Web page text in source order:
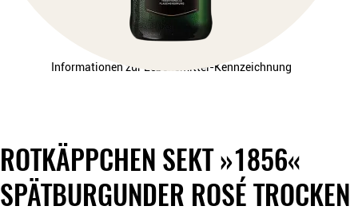
Informationen zur Lebensmittel-Kennzeichnung
ROTKÄPPCHEN SEKT »1856«
SPÄTBURGUNDER ROSÉ TROCKEN